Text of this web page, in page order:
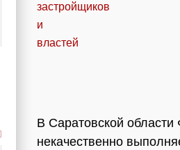
В Саратовской
некачественно